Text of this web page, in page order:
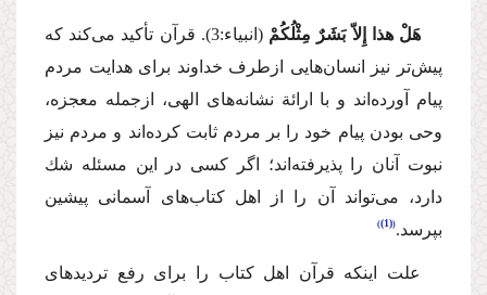
هَلْ هذا إِلاّ بَشَرٌ مِثْلُكُمْ
(انبیاء:3). قرآن تأكید می‌كند كه
پیش‌تر نیز انسان‌هایی ازطرف خداوند برای هدایت مردم
پیام آورده‌اند و با ارائة نشانه‌های الهی، ازجمله معجزه،
وحی بودن پیام خود را بر مردم ثابت كرده‌اند و مردم نیز
نبوت آنان را پذیرفته‌اند؛ اگر كسی در این مسئله شك
دارد، می‌تواند آن را از اهل كتاب‌های آسمانی پیشین
بپرسد. (1)
علت اینكه قرآن اهل كتاب را برای رفع تردیدهای